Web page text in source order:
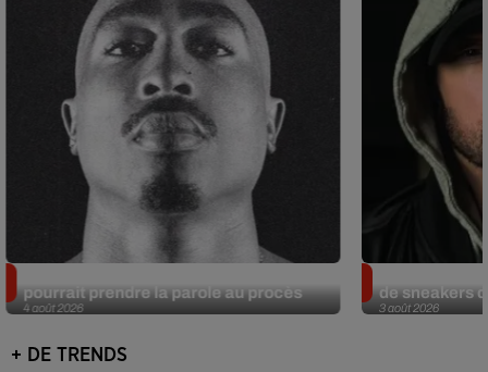
4 août 2026
pourrait prendre la parole au procès
3 août 2026
de sneakers
+ DE TRENDS